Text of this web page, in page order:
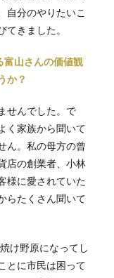
自分のやりたいこ
てきました。
富山さんの価値観
か？
せんでした。で
く家族から聞いて
ん。私の母方の曾
店の創業者、小林
様に愛されていた
らたくさん聞いて
け野原になってし
とに市民は困って